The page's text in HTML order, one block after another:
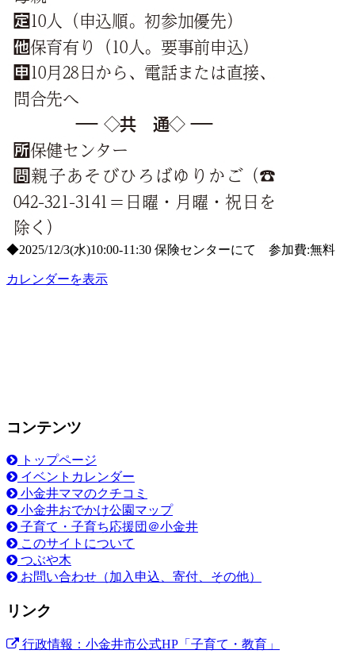
◆2025/12/3(水)10:00-11:30 保険センターにて 参加費:無料
カレンダーを表示
コンテンツ
トップページ
イベントカレンダー
小金井ママのクチコミ
小金井おでかけ公園マップ
子育て・子育ち応援団＠小金井
このサイトについて
つぶや木
お問い合わせ（加入申込、寄付、その他）
リンク
行政情報：小金井市公式HP「子育て・教育」